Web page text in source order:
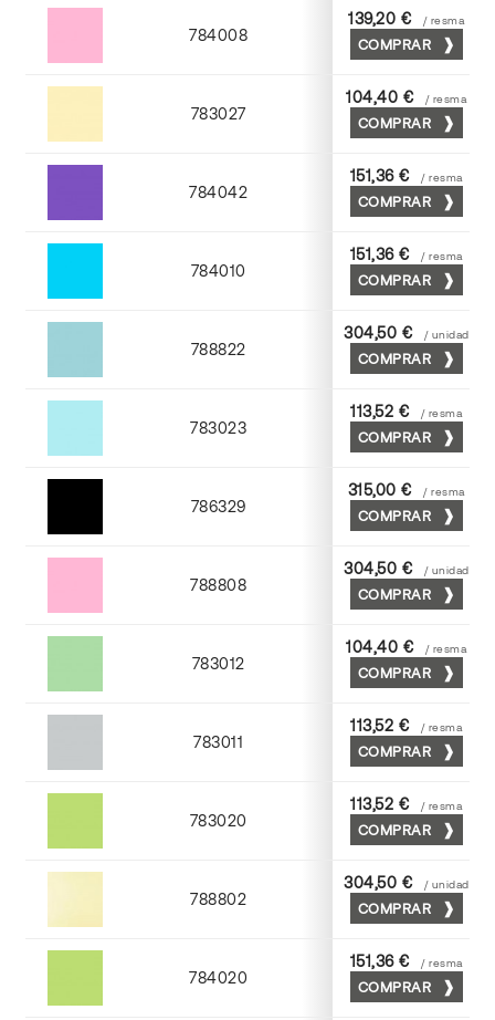
784008
Coral
139,20 € / resma
COMPRAR
783027
Tostado
104,40 € / resma
COMPRAR
784042
Viola
151,36 € / resma
COMPRAR
784010
Mediterraneo
151,36 € / resma
COMPRAR
788822
Turquesa
304,50 € / unidad
COMPRAR
783023
Atlantic
113,52 € / resma
COMPRAR
786329
Negro
315,00 € / resma
COMPRAR
788808
Coral
304,50 € / unidad
COMPRAR
783012
Nilo
104,40 € / resma
COMPRAR
783011
Cendra
113,52 € / resma
COMPRAR
783020
Gespa
113,52 € / resma
COMPRAR
788802
Crema
304,50 € / unidad
COMPRAR
784020
Gespa
151,36 € / resma
COMPRAR